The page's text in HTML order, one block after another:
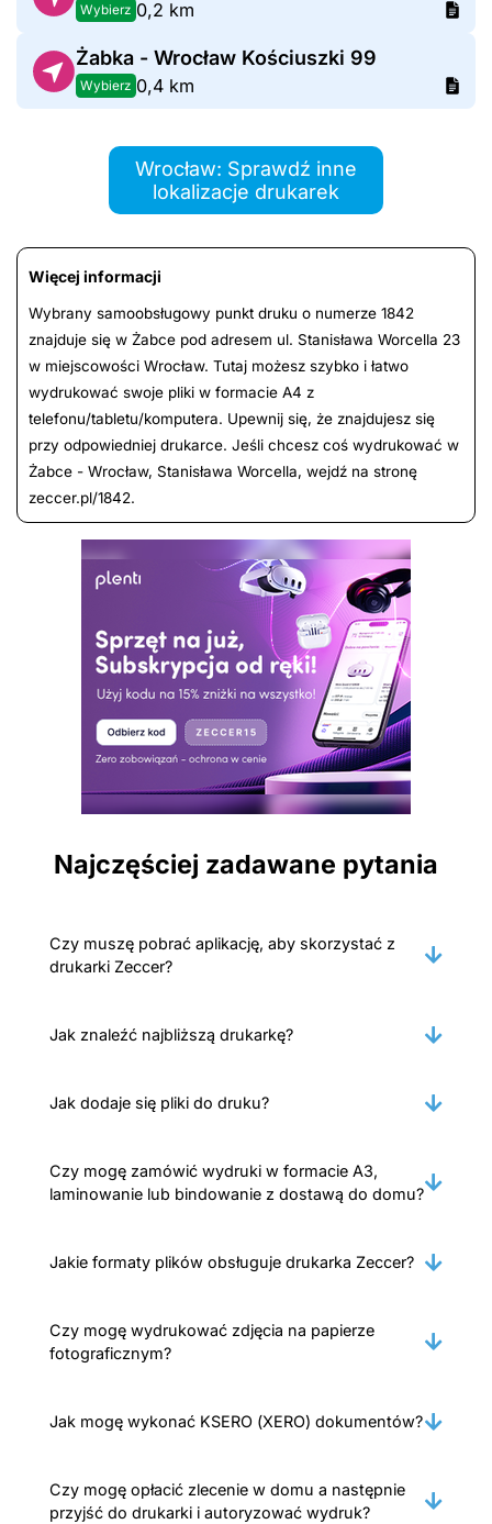
Wybierz 0,2 km
Żabka - Wrocław Kościuszki 99
Wybierz 0,4 km
Wrocław: Sprawdź inne
lokalizacje drukarek
Więcej informacji
Wybrany samoobsługowy punkt druku o numerze 1842
znajduje się w Żabce pod adresem ul. Stanisława Worcella 23
w miejscowości Wrocław. Tutaj możesz szybko i łatwo
wydrukować swoje pliki w formacie A4 z
telefonu/tabletu/komputera. Upewnij się, że znajdujesz się
przy odpowiedniej drukarce. Jeśli chcesz coś wydrukować w
Żabce - Wrocław, Stanisława Worcella, wejdź na stronę
zeccer.pl/1842.
Najczęściej zadawane pytania
Czy muszę pobrać aplikację, aby skorzystać z
drukarki Zeccer?
Jak znaleźć najbliższą drukarkę?
Jak dodaje się pliki do druku?
Czy mogę zamówić wydruki w formacie A3,
laminowanie lub bindowanie z dostawą do domu?
Jakie formaty plików obsługuje drukarka Zeccer?
Czy mogę wydrukować zdjęcia na papierze
fotograficznym?
Jak mogę wykonać KSERO (XERO) dokumentów?
Czy mogę opłacić zlecenie w domu a następnie
przyjść do drukarki i autoryzować wydruk?